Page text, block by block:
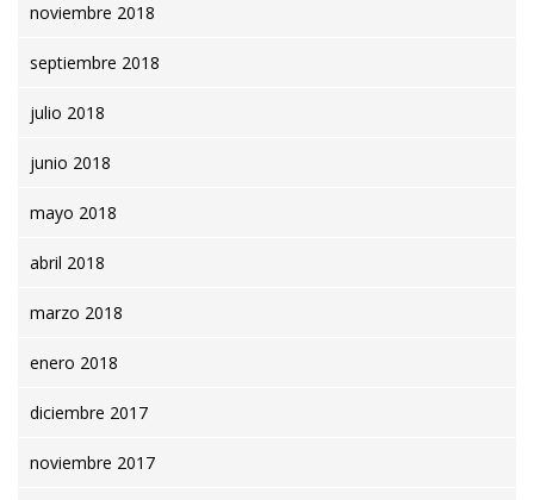
noviembre 2018
septiembre 2018
julio 2018
junio 2018
mayo 2018
abril 2018
marzo 2018
enero 2018
diciembre 2017
noviembre 2017